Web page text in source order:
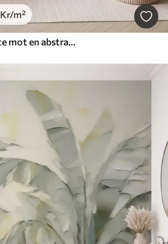
Kr/m²
Silhuetten av ett ansikte mot en abstrakt bakgrund